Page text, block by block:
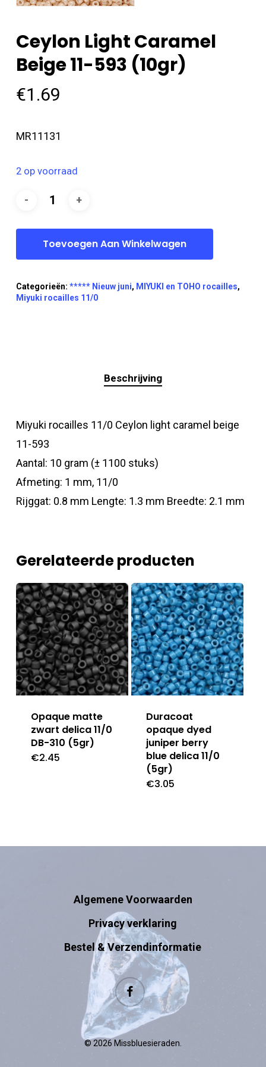
Ceylon Light Caramel
Beige 11-593 (10gr)
€1.69
MR11131
2 op voorraad
Toevoegen Aan Winkelwagen
Categorieën: ***** Nieuw juni, MIYUKI en TOHO rocailles,
Miyuki rocailles 11/0
Beschrijving
Miyuki rocailles 11/0 Ceylon light caramel beige
11-593
Aantal: 10 gram (± 1100 stuks)
Afmeting: 1 mm, 11/0
Rijggat: 0.8 mm Lengte: 1.3 mm Breedte: 2.1 mm
Gerelateerde producten
Opaque matte
zwart delica 11/0
DB-310 (5gr)
€2.45
Duracoat
opaque dyed
juniper berry
blue delica 11/0
(5gr)
€3.05
Algemene Voorwaarden
Privacy verklaring
Bestel & Verzendinformatie
facebook
© 2026 Missbluesieraden.